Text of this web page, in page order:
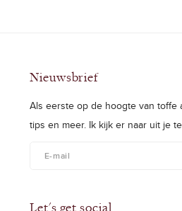
Nieuwsbrief
Als eerste op de hoogte van toffe
tips en meer. Ik kijk er naar uit je
Let's get social